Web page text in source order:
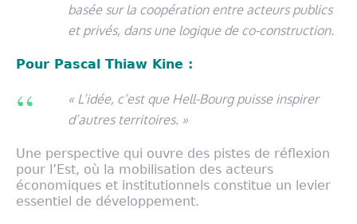
basée sur la coopération entre acteurs publics
et privés, dans une logique de co-construction.
Pour Pascal Thiaw Kine :
« L’idée, c’est que Hell-Bourg puisse inspirer
d’autres territoires. »
Une perspective qui ouvre des pistes de réflexion
pour l’Est, où la mobilisation des acteurs
économiques et institutionnels constitue un levier
essentiel de développement.